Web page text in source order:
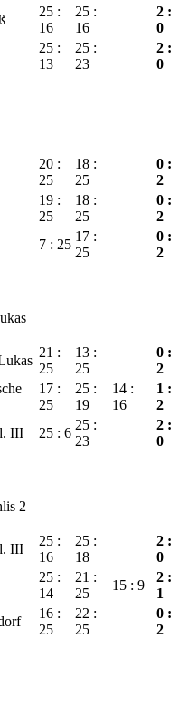
25 :
16
25 :
16
2 :
0
25 :
13
25 :
23
2 :
0
20 :
25
18 :
25
0 :
2
19 :
25
18 :
25
0 :
2
7 : 25
17 :
25
0 :
2
21 :
25
13 :
25
0 :
2
17 :
25
25 :
19
14 :
16
1 :
2
III
25 : 6
25 :
23
2 :
0
2
III
25 :
16
25 :
18
2 :
0
25 :
14
21 :
25
15 : 9
2 :
1
16 :
25
22 :
25
0 :
2